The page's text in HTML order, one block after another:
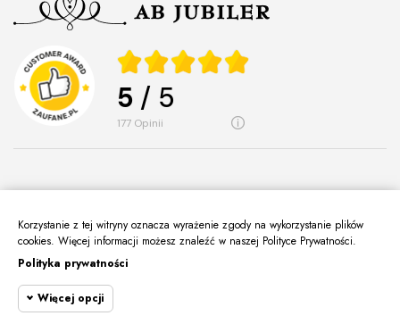
5 / 5
177 opinii
O Nas
Informacje
Moje Konto
Korzystanie z tej witryny oznacza wyrażenie zgody na wykorzystanie plików
cookies. Więcej informacji możesz znaleźć w naszej Polityce Prywatności.
Polityka prywatności
Więcej opcji